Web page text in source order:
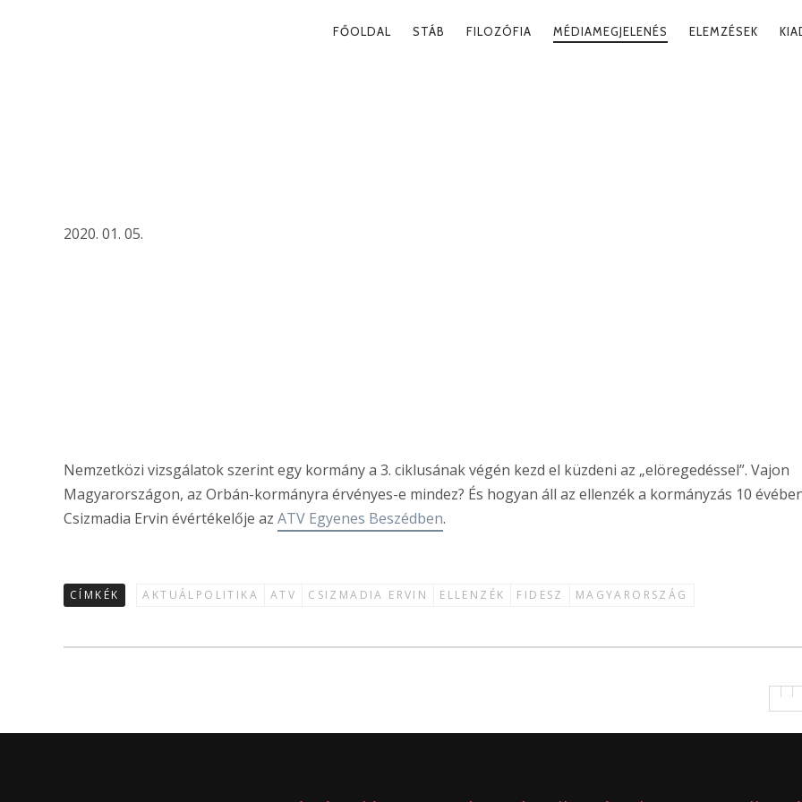
PRIMARY
FŐOLDAL STÁB FILOZÓFIA MÉDIAMEGJELENÉS ELEMZÉSEK
2020. 01. 05.
Nemzetközi vizsgálatok szerint egy kormány a 3. ciklusának végén kezd el küzdeni az „elöregedéssel”. Vajon
Magyarországon, az Orbán-kormányra érvényes-e mindez? És hogyan áll az ellenzék a kormányzás 10
Csizmadia Ervin évértékelője az ATV Egyenes Beszédben.
CÍMKÉK AKTUÁLPOLITIKA ATV CSIZMADIA ERVIN ELLENZÉK FIDESZ MAGYARORSZÁG